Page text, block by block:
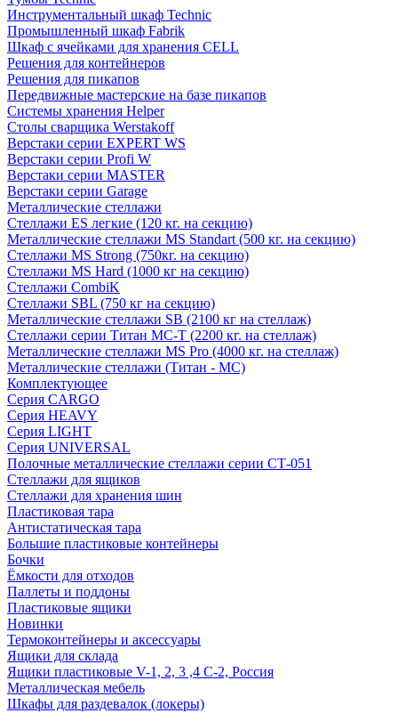
Инструментальный шкаф Technic
Промышленный шкаф Fabrik
Шкаф с ячейками для хранения CELL
Решения для контейнеров
Решения для пикапов
Передвижные мастерские на базе пикапов
Системы хранения Helper
Столы сварщика Werstakoff
Верстаки серии EXPERT WS
Верстаки серии Profi W
Верстаки серии MASTER
Верстаки серии Garage
Металлические стеллажи
Стеллажи ES легкие (120 кг. на секцию)
Металлические стеллажи MS Standart (500 кг. на секцию)
Стеллажи MS Strong (750кг. на секцию)
Стеллажи MS Hard (1000 кг на секцию)
Стеллажи CombiK
Стеллажи SBL (750 кг на секцию)
Металлические стеллажи SB (2100 кг на стеллаж)
Стеллажи серии Титан МС-Т (2200 кг. на стеллаж)
Металлические стеллажи MS Pro (4000 кг. на стеллаж)
Металлические стеллажи (Титан - МС)
Комплектующее
Серия CARGO
Серия HEAVY
Серия LIGHT
Серия UNIVERSAL
Полочные металлические стеллажи серии СТ-051
Стеллажи для ящиков
Стеллажи для хранения шин
Пластиковая тара
Антистатическая тара
Большие пластиковые контейнеры
Бочки
Ёмкости для отходов
Паллеты и поддоны
Пластиковые ящики
Новинки
Термоконтейнеры и аксессуары
Ящики для склада
Ящики пластиковые V-1, 2, 3 ,4 С-2, Россия
Металлическая мебель
Шкафы для раздевалок (локеры)